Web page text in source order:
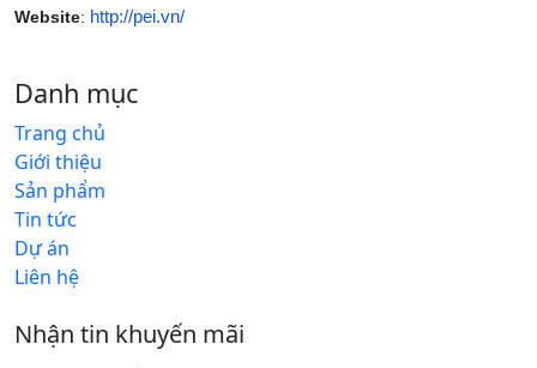
Website: http://pei.vn/
Danh mục
Trang chủ
Giới thiệu
Sản phẩm
Tin tức
Dự án
Liên hệ
Nhận tin khuyến mãi